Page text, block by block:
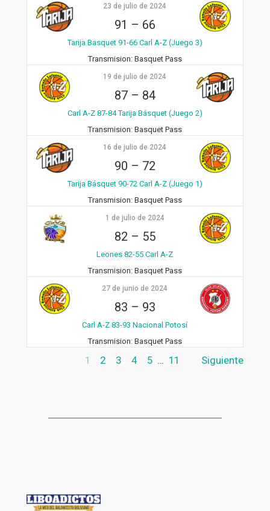
23 de julio de 2024
91 – 66
Tarija Basquet 91-66 Carl A-Z (Juego 3)
Transmision:Basquet Pass
19 de julio de 2024
87– 84
Carl A-Z 87-84 Tarija Básquet (Juego 2)
Transmision:Basquet Pass
16 de julio de 2024
90 – 72
Tarija Básquet 90-72 Carl A-Z (Juego 1)
Transmision:Basquet Pass
1 de julio de 2024
82 – 55
Leones 82-55 Carl A-Z
Transmision:Basquet Pass
27 de junio de 2024
83 – 93
Carl A-Z 83-93 Nacional Potosí
Transmision:Basquet Pass
1 2 3 4 5 … 11 Siguiente